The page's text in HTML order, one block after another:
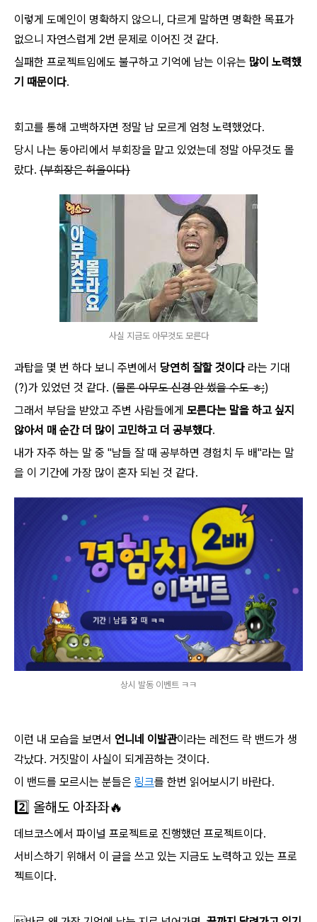
이렇게 도메인이 명확하지 않으니, 다르게 말하면 명확한 목표가
없으니 자연스럽게 2번 문제로 이어진 것 같다.
실패한 프로젝트임에도 불구하고 기억에 남는 이유는 많이 노력했
기 때문이다.
회고를 통해 고백하자면 정말 남 모르게 엄청 노력했었다.
당시 나는 동아리에서 부회장을 맡고 있었는데 정말 아무것도 몰
랐다. (부회장은 허울이다)
사실 지금도 아무것도 모른다
과탑을 몇 번 하다 보니 주변에서 당연히 잘할 것이다 라는 기대
(?)가 있었던 것 같다. (물론 아무도 신경 안 썼을 수도 ㅎ;)
그래서 부담을 받았고 주변 사람들에게 모른다는 말을 하고 싶지
않아서 매 순간 더 많이 고민하고 더 공부했다.
내가 자주 하는 말 중 "남들 잘 때 공부하면 경험치 두 배"라는 말
을 이 기간에 가장 많이 혼자 되뇐 것 같다.
상시 발동 이벤트 ㅋㅋ
이런 내 모습을 보면서 언니네 이발관이라는 레전드 락 밴드가 생
각났다. 거짓말이 사실이 되게끔하는 것이다.
이 밴드를 모르시는 분들은 링크를 한번 읽어보시기 바란다.
2️⃣ 올해도 아좌좌🔥
데브코스에서 파이널 프로젝트로 진행했던 프로젝트이다.
서비스하기 위해서 이 글을 쓰고 있는 지금도 노력하고 있는 프로
젝트이다.